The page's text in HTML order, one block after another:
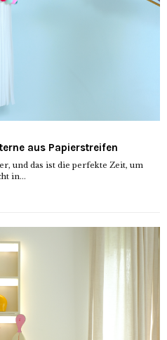
aus Papierstreifen
und das ist die perfekte Zeit, um
in...